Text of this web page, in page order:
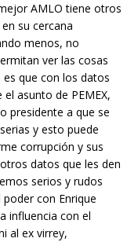
AMLO tiene otros
su cercana
menos, no
ver las cosas
que con los datos
asunto de PEMEX,
presidente a que se
y esto puede
corrupción y sus
datos que les den
serios y rudos
con Enrique
influencia con el
al ex virrey,